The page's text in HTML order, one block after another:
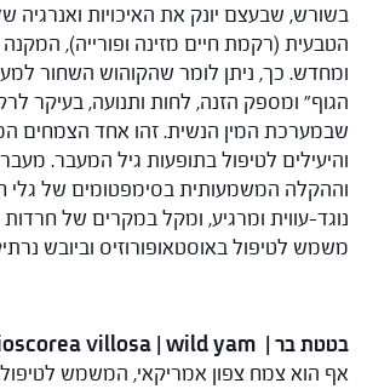
בשורש, שבעצם יונק את האיכויות ואנרגיה
הטבעית (רקמת חיים מזינה ופורייה), המקנה
ומחדש. כך, ניתן לומר שהקוהוש השחור
הגוף" ומספק הזנה, לחות ותנועה, בעיקר
שבמערכת המין הנשית. זהו אחד הצמחים
והיעילים לטיפול בתופעות גיל המעבר. מעבר
וההקלה המשמעותית בסימפטומים של גלי
נוגד-עווית ומרגיע, ומקל במקרים של
משמש לטיפול באוסטאופורוזיס וביובש
בטטת בר | Dioscorea villosa | wild yam
אף הוא צמח צפון אמריקאי, המשמש לטיפול